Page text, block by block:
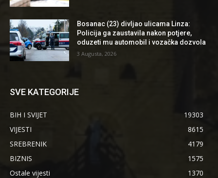
Bosanac (23) divljao ulicama Linza:
Policija ga zaustavila nakon potjere,
oduzeti mu automobil i vozačka dozvola
3 Augusta, 2026
SVE KATEGORIJE
BIH I SVIJET
19303
VIJESTI
8615
SREBRENIK
4179
BIZNIS
1575
Ostale vijesti
1370